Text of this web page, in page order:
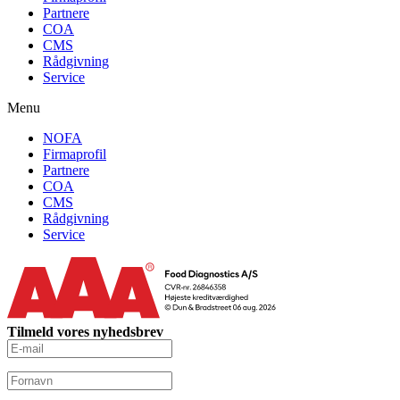
Partnere
COA
CMS
Rådgivning
Service
Menu
NOFA
Firmaprofil
Partnere
COA
CMS
Rådgivning
Service
Tilmeld vores nyhedsbrev